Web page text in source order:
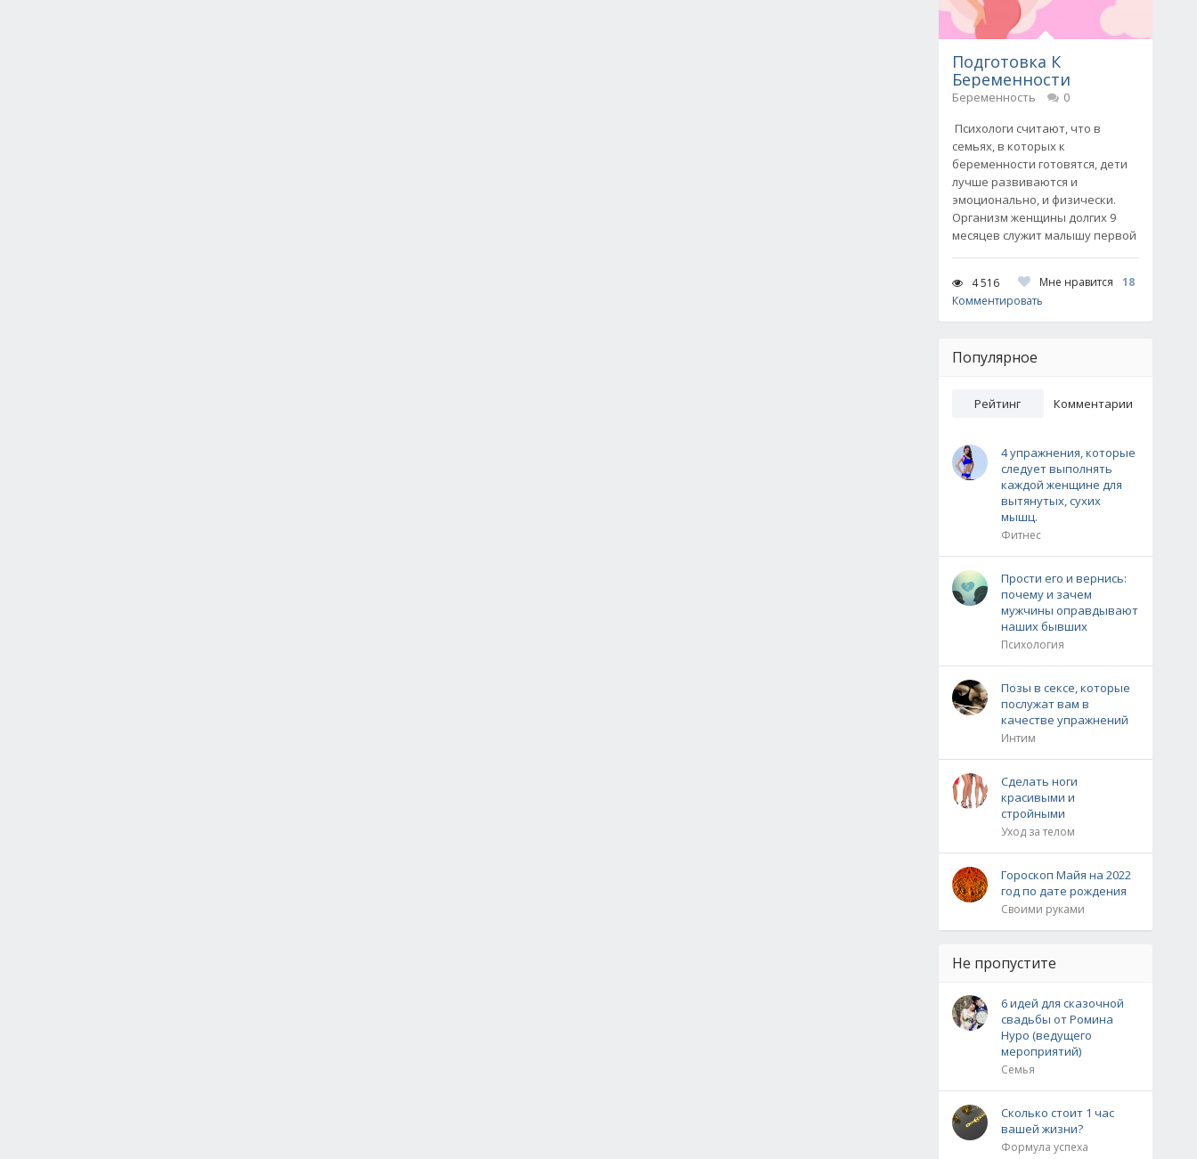
Подготовка К
Беременности
Беременность
0
Психологи считают, что в
семьях, в которых к
беременности готовятся, дети
лучше развиваются и
эмоционально, и физически.
Организм женщины долгих 9
месяцев служит малышу первой
4 516 Мне нравится
18
Комментировать
Популярное
Рейтинг Комментарии
4 упражнения, которые
следует выполнять
каждой женщине для
вытянутых, сухих
мышц.
Фитнес
Прости его и вернись:
почему и зачем
мужчины оправдывают
наших бывших
Психология
Позы в сексе, которые
послужат вам в
качестве упражнений
Интим
Сделать ноги
красивыми и
стройными
Уход за телом
Гороскоп Майя на 2022
год по дате рождения
Своими руками
Не пропустите
6 идей для сказочной
свадьбы от Ромина
Нуро (ведущего
мероприятий)
Семья
Сколько стоит 1 час
вашей жизни?
Формула успеха